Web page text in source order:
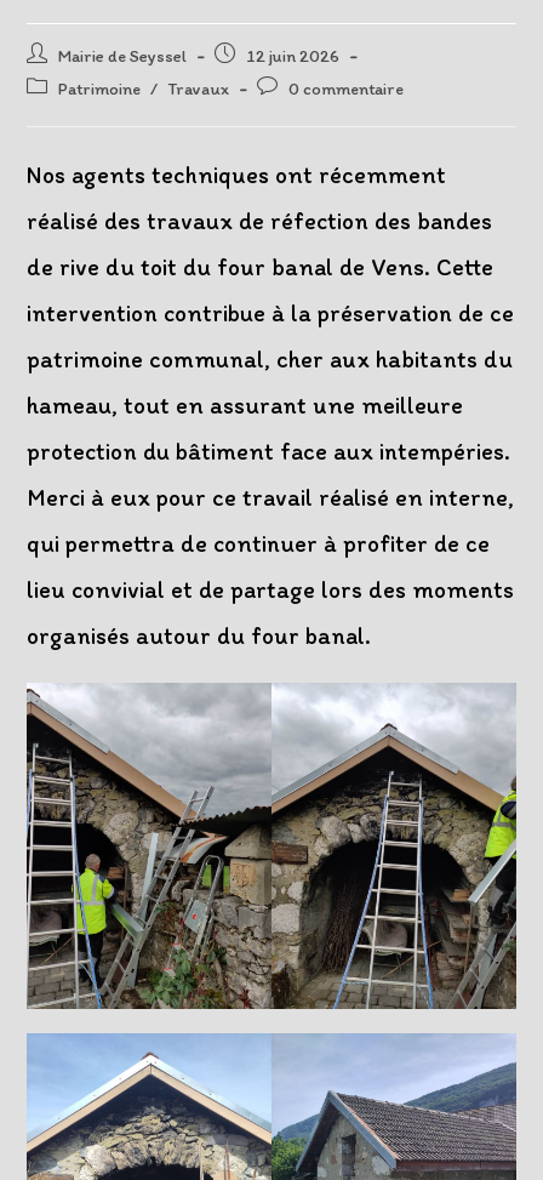
Auteur/autrice
de
Mairie de Seyssel
Post
published:
12 juin 2026
PostPatrimoine / Travaux
Post0 commentaire
Nos agents techniques ont récemment
réalisé des travaux de réfection des bandes
de rive du toit du four banal de Vens. Cette
intervention contribue à la préservation de ce
patrimoine communal, cher aux habitants du
hameau, tout en assurant une meilleure
protection du bâtiment face aux intempéries.
Merci à eux pour ce travail réalisé en interne,
qui permettra de continuer à profiter de ce
lieu convivial et de partage lors des moments
organisés autour du four banal.